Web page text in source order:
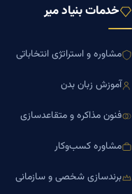
خدمات بنیاد میر
مشاوره و استراتژی انتخاباتی
آموزش زبان بدن
فنون مذاکره و متقاعدسازی
مشاوره کسب‌وکار
برندسازی شخصی و سازمانی